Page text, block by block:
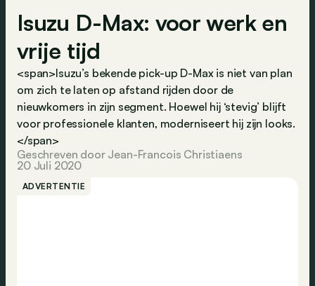
Isuzu D-Max: voor werk en
vrije tijd
<span>Isuzu’s bekende pick-up D-Max is niet van plan
om zich te laten op afstand rijden door de
nieuwkomers in zijn segment. Hoewel hij ‘stevig’ blijft
voor professionele klanten, moderniseert hij zijn looks.
</span>
Geschreven door Jean-Francois Christiaens
20 Juli 2020
ADVERTENTIE